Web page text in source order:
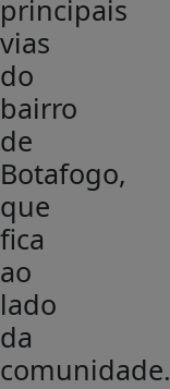
principais
vias
do
bairro
de
Botafogo,
que
fica
ao
lado
da
comunidade.